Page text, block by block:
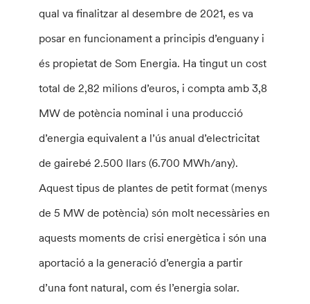
qual va finalitzar al desembre de 2021, es va
posar en funcionament a principis d’enguany i
és propietat de Som Energia. Ha tingut un cost
total de 2,82 milions d’euros, i compta amb 3,8
MW de potència nominal i una producció
d’energia equivalent a l’ús anual d’electricitat
de gairebé 2.500 llars (6.700 MWh/any).
Aquest tipus de plantes de petit format (menys
de 5 MW de potència) són molt necessàries en
aquests moments de crisi energètica i són una
aportació a la generació d’energia a partir
d’una font natural, com és l’energia solar.